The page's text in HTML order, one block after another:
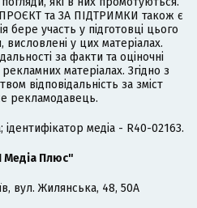
та ЗА ПІДТРИМКИ також є
бере участь у підготовці цього
висловлені у цих матеріалах.
за факти та оціночні
матеріалах. Згідно з
відповідальність за зміст
рекламодавець.
медіа - R40-02163.
Плюс"
вул. Жилянська, 48, 50А